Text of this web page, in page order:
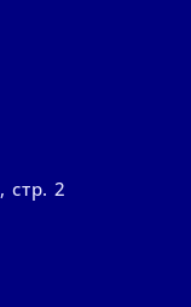
стр. 2